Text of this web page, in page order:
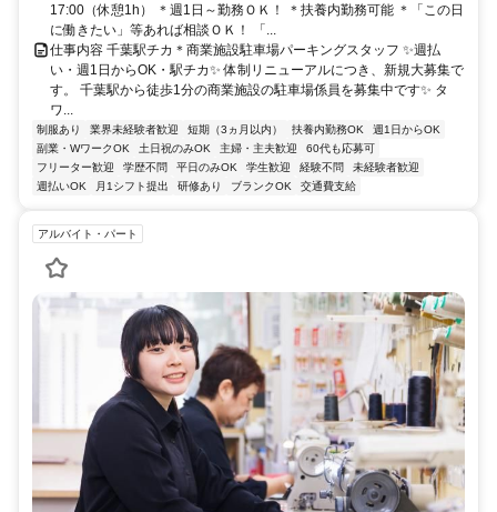
17:00（休憩1h） ＊週1日～勤務ＯＫ！ ＊扶養内勤務可能 ＊「この日
に働きたい」等あれば相談ＯＫ！ 「...
仕事内容 千葉駅チカ＊商業施設駐車場パーキングスタッフ ✨週払
い・週1日からOK・駅チカ✨ 体制リニューアルにつき、新規大募集で
す。 千葉駅から徒歩1分の商業施設の駐車場係員を募集中です✨ タ
ワ...
制服あり 業界未経験者歓迎 短期（3ヵ月以内） 扶養内勤務OK
週1日からOK
副業・WワークOK
土日祝のみOK 主婦・主夫歓迎
60代も応募可
フリーター歓迎
学歴不問 平日のみOK 学生歓迎 経験不問
未経験者歓迎
週払いOK
月1シフト提出 研修あり ブランクOK 交通費支給
アルバイト・パート